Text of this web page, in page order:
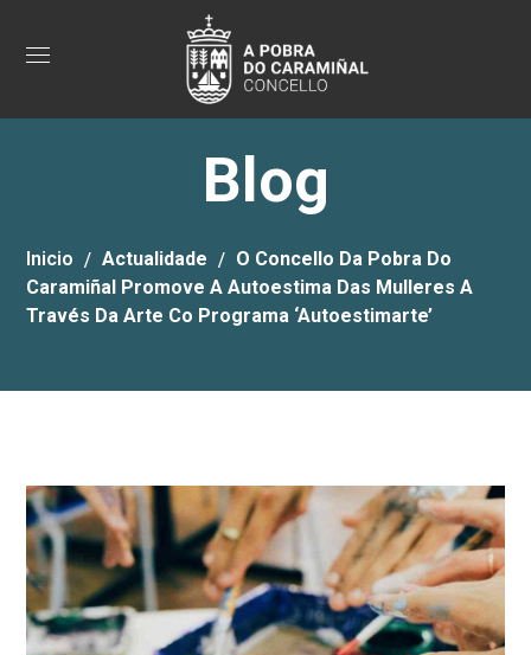
Blog
Inicio Actualidade
O Concello Da Pobra Do
Caramiñal Promove A Autoestima Das Mulleres A
Través Da Arte Co Programa ‘Autoestimarte’